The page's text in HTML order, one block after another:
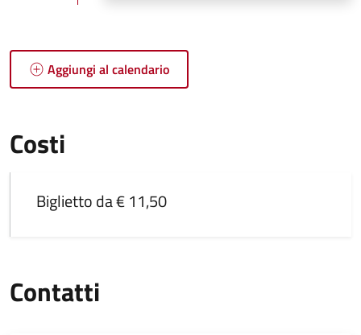
Aggiungi al calendario
Costi
Biglietto da € 11,50
Contatti